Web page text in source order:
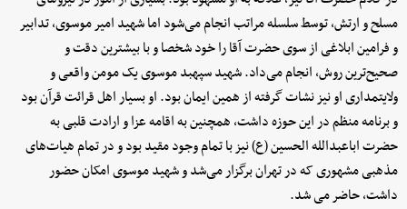
مسلح و ارتش، توسط سلسله مراتب انجام می‌شود اما شهید امیر موسوی، تدابیر
و فرامین ابلاغی از سوی حضرت آقا را خود شخصا و با بیشترین دقت و
صحیح‌ترین روش، انجام می‌داد. شهید سپهبد موسوی یک مومن واقعی و
ولایتمداری او نیز نشات گرفته از همین ایمان بود. او بسیار اهل قرائت قرآن بود
و برنامه منظم در این حوزه داشت، همچنین به اقامه عزا و ارادت قلبی به
حضرت اباعبدالله الحسین (ع) نیز با تمام وجود مقید بود و در تمام هیات‌های
مذهبی مشهوری که در تهران برگزار می‌شد و شهید موسوی امکان حضور
داشت، حاضر می شد.